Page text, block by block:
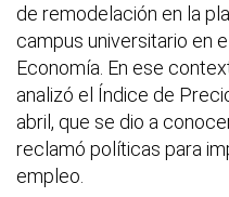
de remodelación en la
campus universitario en
Economía. En ese
analizó el Índice de
abril, que se dio a
reclamó políticas para
empleo.